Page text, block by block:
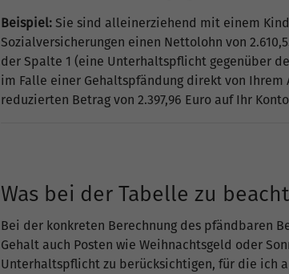
Beispiel:Sie sind alleinerziehend mit einem
Sozialversicherungen einen Nettolohn von
der Spalte 1 (eine Unterhaltspflicht gegenüber
im Falle einer Gehaltspfändung direkt von
reduzierten Betrag von 2.397,96 Euro auf Ihr
Was bei der Tabelle zu
Bei der konkreten Berechnung des pfändbaren
Gehalt auch Posten wie Weihnachtsgeld oder
Unterhaltspflicht zu berücksichtigen, für die ich